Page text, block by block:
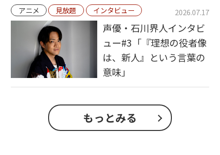
アニメ 見放題 インタビュー 2026.07.17
声優・石川界人インタビ
ュー#3「『理想の役者像
は、新人』という言葉の
意味」
もっとみる